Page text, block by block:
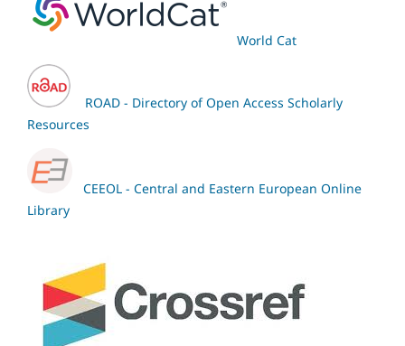
World Cat
ROAD - Directory of Open Access Scholarly
Resources
CEEOL - Central and Eastern European Online
Library